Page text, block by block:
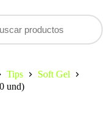
Tips
Soft Gel
und)